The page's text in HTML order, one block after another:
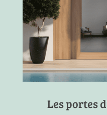
Les portes